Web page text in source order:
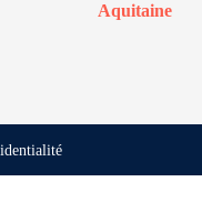
Aquitaine